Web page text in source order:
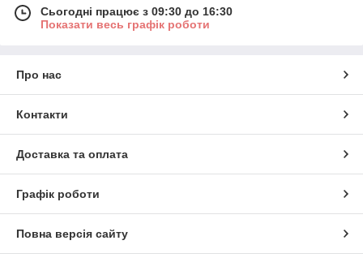
Сьогодні працює з 09:30 до 16:30
Показати весь графік роботи
Про нас
Контакти
Доставка та оплата
Графік роботи
Повна версія сайту